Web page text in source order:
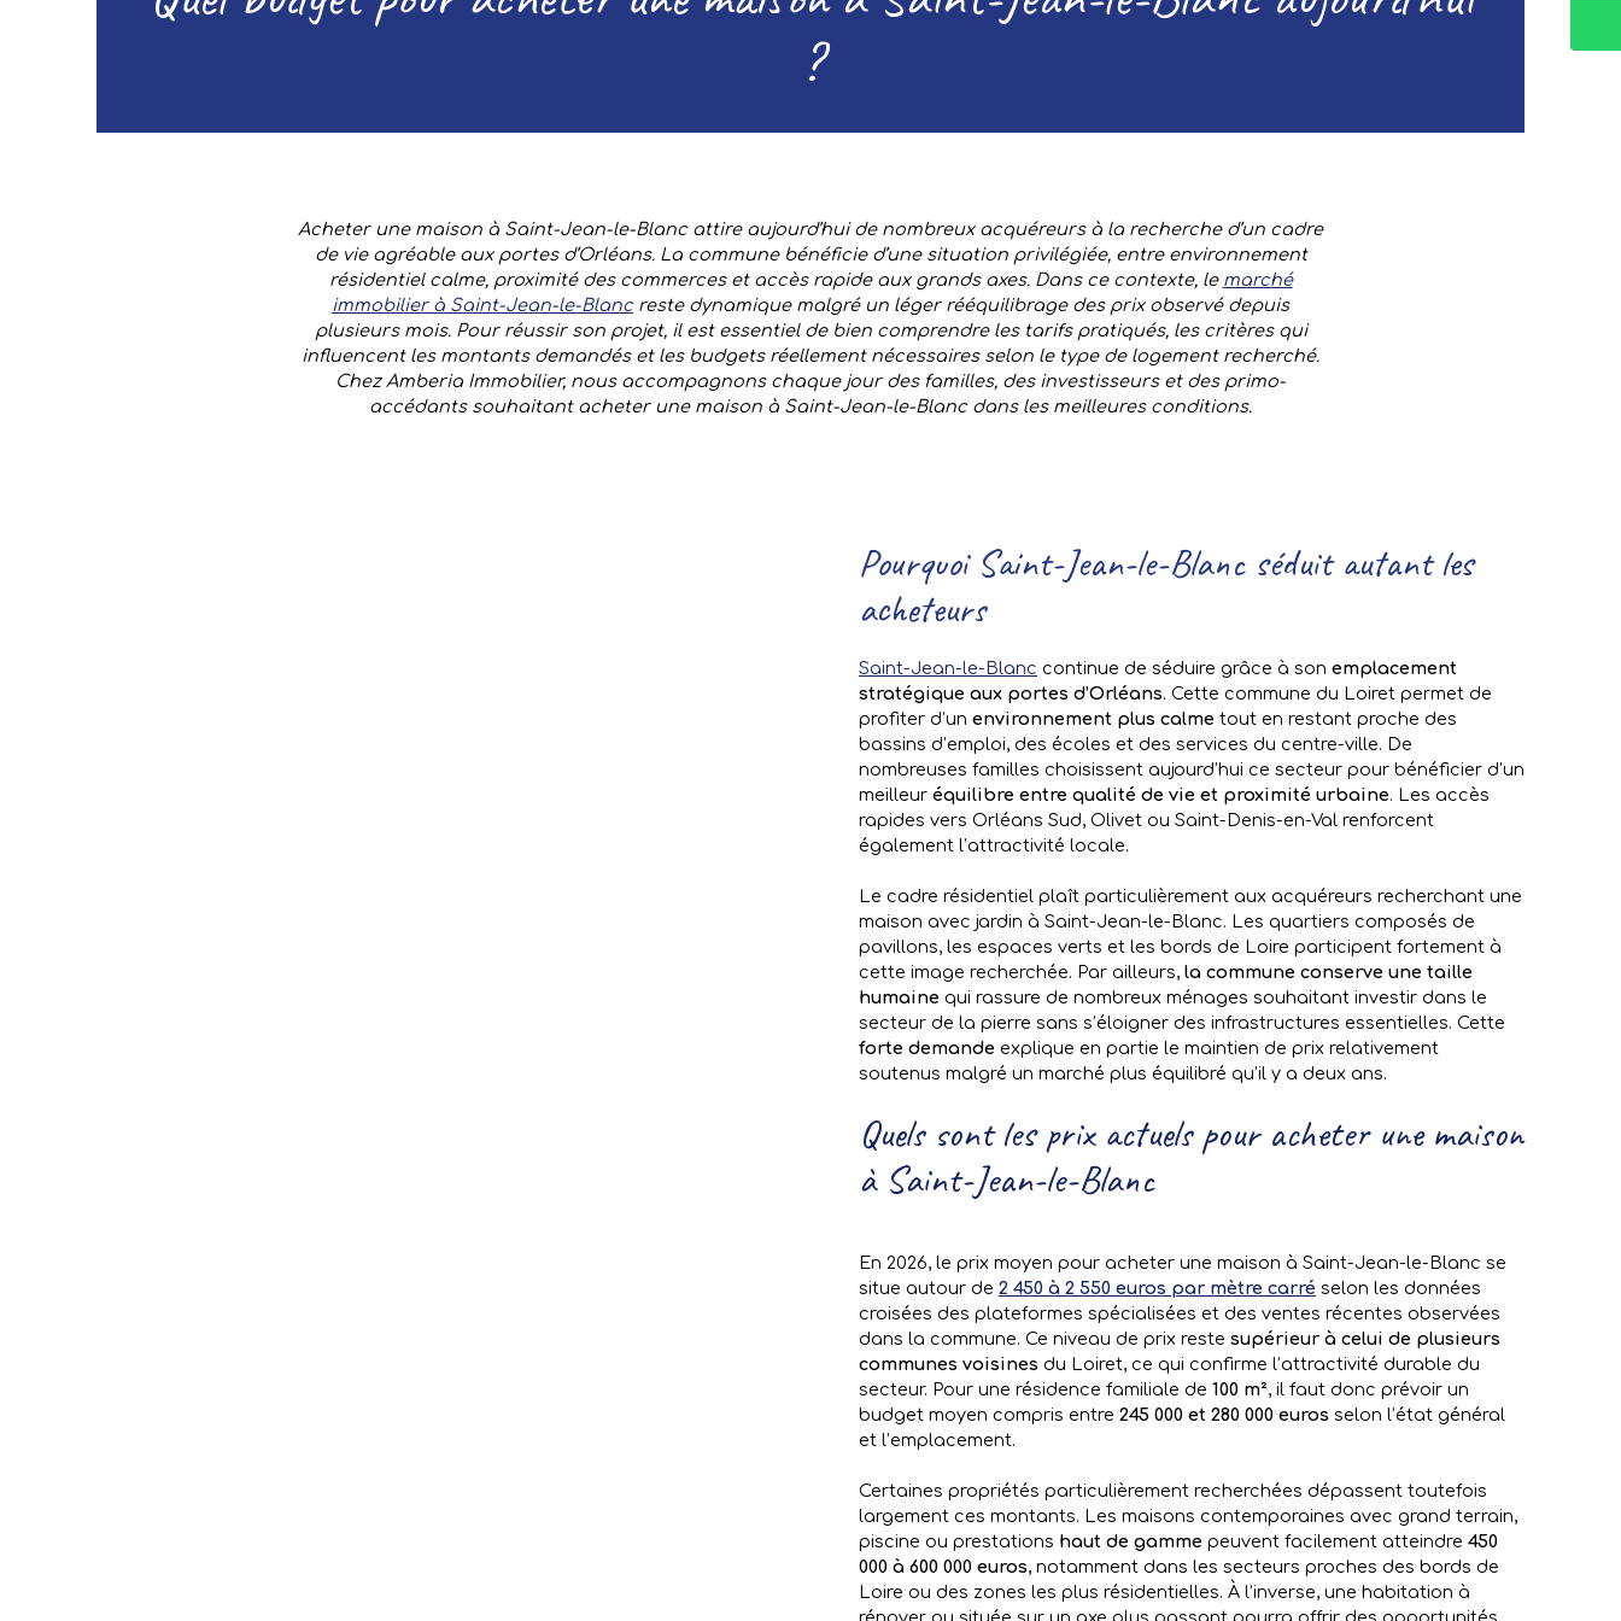
?
Acheter une maison à Saint-Jean-le-Blanc attire aujourd’hui de nombreux acquéreurs à la recherche d’un cadre
de vie agréable aux portes d’Orléans. La commune bénéficie d’une situation privilégiée, entre environnement
résidentiel calme, proximité des commerces et accès rapide aux grands axes. Dans ce contexte, le marché
immobilier à Saint-Jean-le-Blancreste dynamique malgré un léger rééquilibrage des prix observé depuis
plusieurs mois. Pour réussir son projet, il est essentiel de bien comprendre les tarifs pratiqués, les critères qui
influencent les montants demandés et les budgets réellement nécessaires selon le type de logement recherché.
Chez Amberia Immobilier, nous accompagnons chaque jour des familles, des investisseurs et des primo-
accédants souhaitant acheter une maison à Saint-Jean-le-Blanc dans les meilleures conditions.
Pourquoi Saint-Jean-le-Blanc séduit autant les
acheteurs
Saint-Jean-le-Blanc continue de séduire grâce à son emplacement
stratégique aux portes d’Orléans. Cette commune du Loiret permet de
profiter d’un environnement plus calme tout en restant proche des
bassins d’emploi, des écoles et des services du centre-ville. De
nombreuses familles choisissent aujourd’hui ce secteur pour bénéficier d’un
meilleur équilibre entre qualité de vie et proximité urbaine. Les accès
rapides vers Orléans Sud, Olivet ou Saint-Denis-en-Val renforcent
également l’attractivité locale.
Le cadre résidentiel plaît particulièrement aux acquéreurs recherchant une
maison avec jardin à Saint-Jean-le-Blanc. Les quartiers composés de
pavillons, les espaces verts et les bords de Loire participent fortement à
cette image recherchée. Par ailleurs, la commune conserve une taille
humaine qui rassure de nombreux ménages souhaitant investir dans le
secteur de la pierre sans s’éloigner des infrastructures essentielles. Cette
forte demande explique en partie le maintien de prix relativement
soutenus malgré un marché plus équilibré qu’il y a deux ans.
Quels sont les prix actuels pour acheter une maison
à Saint-Jean-le-Blanc
En 2026, le prix moyen pour acheter une maison à Saint-Jean-le-Blanc se
situe autour de 2 450 à 2 550 euros par mètre carré selon les données
croisées des plateformes spécialisées et des ventes récentes observées
dans la commune. Ce niveau de prix reste supérieur à celui de plusieurs
communes voisines du Loiret, ce qui confirme l’attractivité durable du
secteur. Pour une résidence familiale de 100 m², il faut donc prévoir un
budget moyen compris entre 245 000 et 280 000 euros selon l’état général
et l’emplacement.
Certaines propriétés particulièrement recherchées dépassent toutefois
largement ces montants. Les maisons contemporaines avec grand terrain,
piscine ou prestations haut de gamme peuvent facilement atteindre 450
000 à 600 000 euros, notamment dans les secteurs proches des bords de
Loire ou des zones les plus résidentielles. À l’inverse, une habitation à